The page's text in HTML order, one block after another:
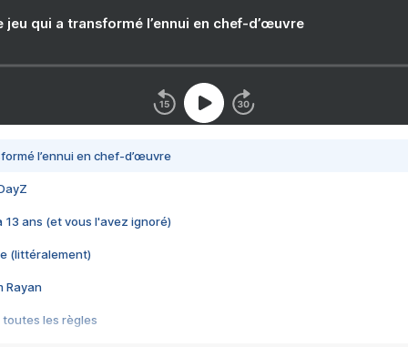
jeu qui a transformé l’ennui en chef-d’œuvre
l’ennui en chef-d’œuvre
13 ans (et vous l'avez ignoré)
(littéralement)
Rayan
toutes les règles